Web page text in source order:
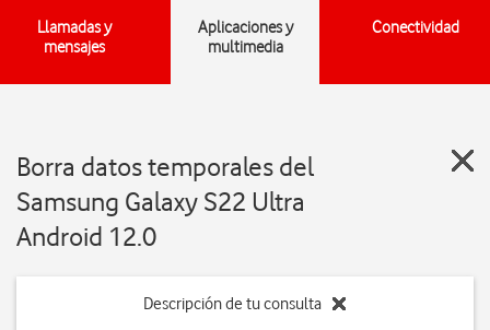
Llamadas y
mensajes
Aplicaciones y
multimedia
Conectividad
Borra datos temporales del
Samsung Galaxy S22 Ultra
Android 12.0
Descripción de tu consulta